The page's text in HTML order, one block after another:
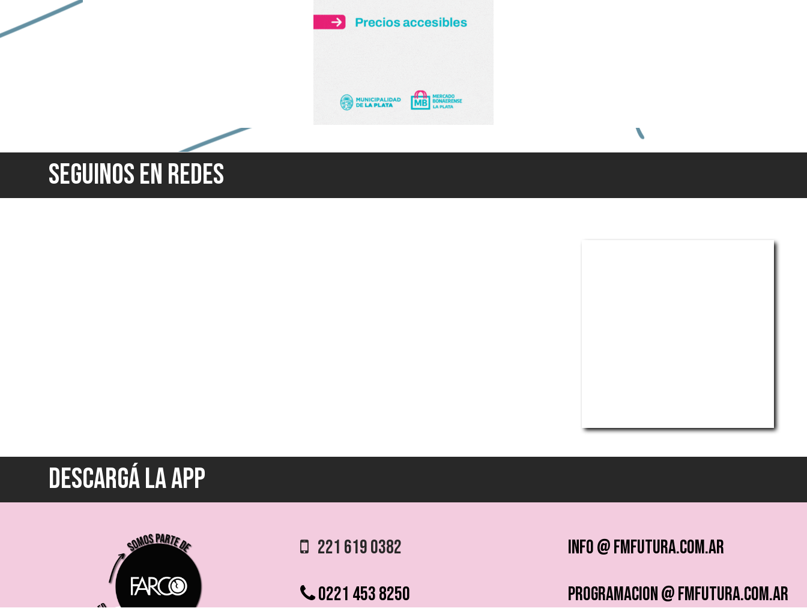
SEGUINOS EN REDES
DESCARGÁ LA APP
221 619 0382
0221 453 8250
info @ fmfutura.com.ar
programacion @ fmfutura.com.ar